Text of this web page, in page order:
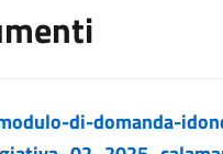
di-domanda-